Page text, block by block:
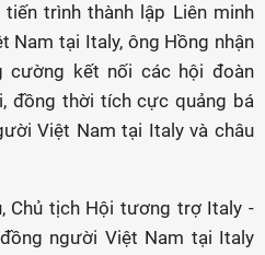
trình thành lập Liên minh
Nam tại Italy, ông Hồng nhận
cường kết nối các hội đoàn
đồng thời tích cực quảng bá
Việt Nam tại Italy và châu
Chủ tịch Hội tương trợ Italy -
người Việt Nam tại Italy